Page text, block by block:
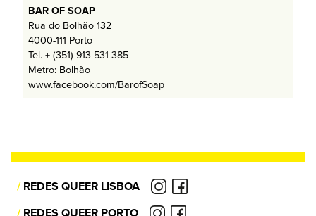
BAR OF SOAP
Rua do Bolhão 132
4000-111 Porto
Tel. + (351) 913 531 385
Metro: Bolhão
www.facebook.com/BarofSoap
/REDES QUEER LISBOA